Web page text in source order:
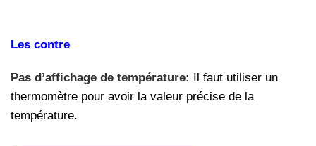
Les contre
Pas d’affichage de température: Il faut utiliser un
thermomètre pour avoir la valeur précise de la
température.